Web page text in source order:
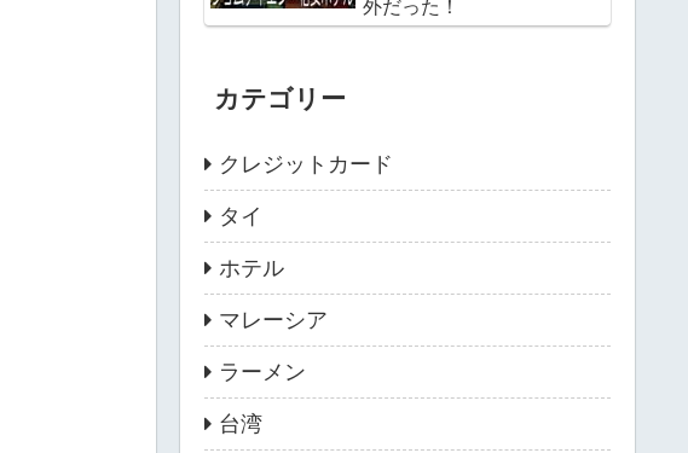
外だった！
カテゴリー
クレジットカード
タイ
ホテル
マレーシア
ラーメン
台湾